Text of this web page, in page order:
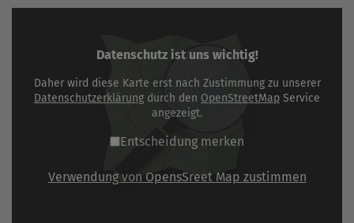
Datenschutz ist uns wichtig!
Daher wird diese Karte erst nach Zustimmung zu unserer
Datenschutzerklärung durch den OpenStreetMap Service
angezeigt.
Entscheidung merken
Verwendung von OpensSreet Map zustimmen